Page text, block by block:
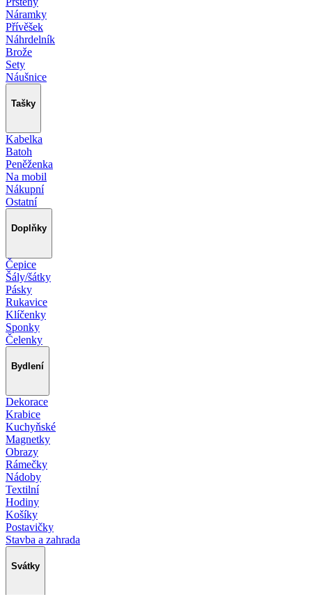
Náramky
Přívěšek
Náhrdelník
Brože
Sety
Náušnice
Tašky
Kabelka
Batoh
Peněženka
Na mobil
Nákupní
Ostatní
Doplňky
Čepice
Šály/šátky
Pásky
Rukavice
Klíčenky
Sponky
Čelenky
Bydlení
Dekorace
Krabice
Kuchyňské
Magnetky
Obrazy
Rámečky
Nádoby
Textilní
Hodiny
Košíky
Postavičky
Stavba a zahrada
Svátky